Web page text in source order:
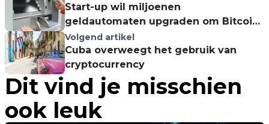
Start-up wil miljoenen
geldautomaten upgraden om Bitcoin
te verkopen
Volgend artikel
Cuba overweegt het gebruik van
cryptocurrency
Dit vind je misschien
ook leuk